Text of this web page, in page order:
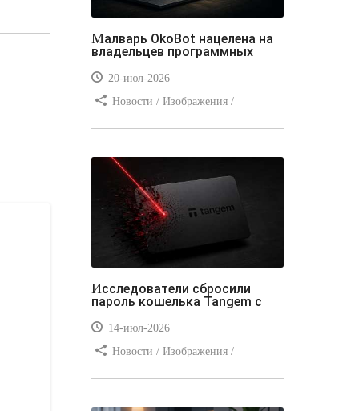
Малварь OkoBot нацелена на
владельцев программных
20-июл-2026
Новости / Изображения /
Самоучитель CSS / Линии и рамки /
Видео уроки / Заработок
Исследователи сбросили
пароль кошелька Tangem с
14-июл-2026
Новости / Изображения /